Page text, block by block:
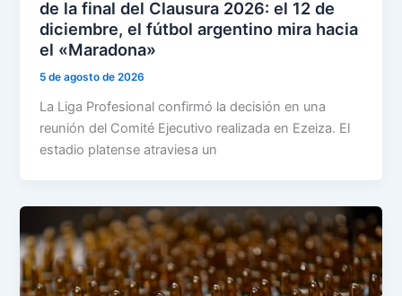
de la final del Clausura 2026: el 12 de
diciembre, el fútbol argentino mira hacia
el «Maradona»
5 de agosto de 2026
La Liga Profesional confirmó la decisión en una
reunión del Comité Ejecutivo realizada en Ezeiza. El
estadio platense atraviesa un